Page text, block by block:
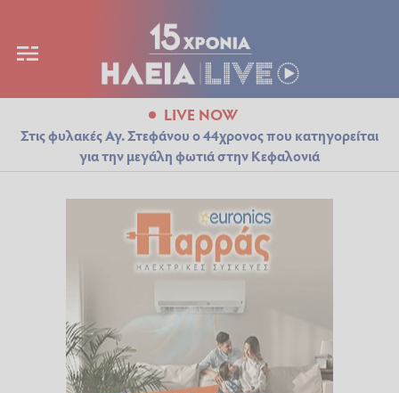
LIVE NOW
Στις φυλακές Αγ. Στεφάνου ο 44χρονος που κατηγορείται
για την μεγάλη φωτιά στην Κεφαλονιά